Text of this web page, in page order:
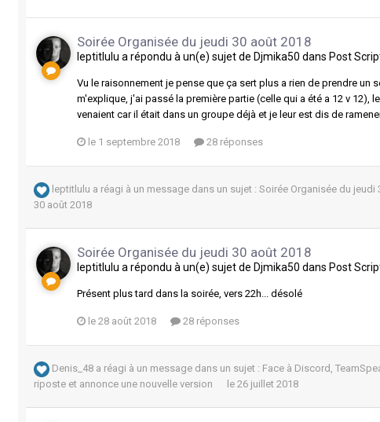
Soirée Organisée du jeudi 30 août 2018
leptitlulu a répondu à un(e) sujet de Djmika50 dans Post
Vu le raisonnement je pense que ça sert plus a rien de prendre un
m'explique, j'ai passé la première partie (celle qui a été a 12 v 12),
venaient car il était dans un groupe déjà et je leur est dis de
le 1 septembre 2018 28 réponses
leptitlulu a réagi à un message dans un sujet :Soirée Organisée du jeudi
30 août 2018
Soirée Organisée du jeudi 30 août 2018
leptitlulu a répondu à un(e) sujet de Djmika50 dans Post
Présent plus tard dans la soirée, vers 22h... désolé
le 28 août 2018 28 réponses
Denis_48 a réagi à un message dans un sujet : Face à Discord,
riposte et annonce une nouvelle version
le 26 juillet 2018